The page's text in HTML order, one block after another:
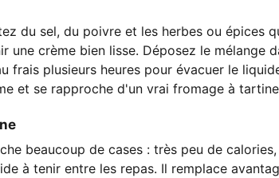
du sel, du poivre et les herbes ou épices
une crème bien lisse. Déposez le mélange
frais plusieurs heures pour évacuer le
et se rapproche d'un vrai fromage à
beaucoup de cases : très peu de
à tenir entre les repas. Il remplace